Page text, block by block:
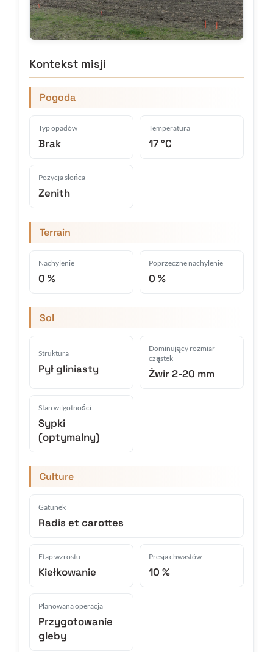
Kontekst misji
Pogoda
Typ opadów
Brak
Temperatura
17 °C
Pozycja słońca
Zenith
Terrain
Nachylenie
0 %
Poprzeczne nachylenie
0 %
Sol
Struktura
Pył gliniasty
Dominujący rozmiar
cząstek
Żwir 2-20 mm
Stan wilgotności
Sypki
(optymalny)
Culture
Gatunek
Radis et carottes
Etap wzrostu
Kiełkowanie
Presja chwastów
10 %
Planowana operacja
Przygotowanie
gleby